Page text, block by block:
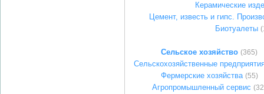
Керамические
Цемент, известь и гипс.
Биотуалеты
Сельское хозяйство (365)
Сельскохозяйственные
Фермерские хозяйства (55)
Агропромышленный сервис